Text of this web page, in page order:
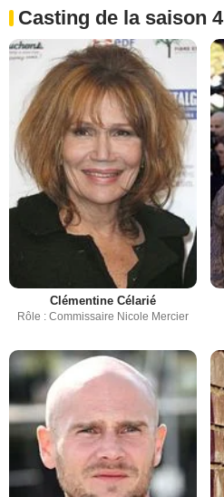
Casting de la saison 4
Clémentine Célarié
Rôle : Commissaire Nicole Mercier